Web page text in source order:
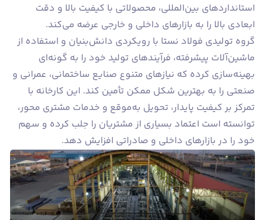
استانداردهای بین‌المللی، محصولاتی با کیفیت بالا و دقت
ابعادی بالا را به بازارهای داخلی و خارجی عرضه می‌کند.
گروه تولیدی فولاد نستا با رویکردی دانش‌بنیان و استفاده از
ماشین‌آلات پیشرفته، فرآیندهای تولید خود را به گونه‌ای
بهینه‌سازی کرده که نیازهای متنوع صنایع ساختمانی، عمرانی و
صنعتی را به بهترین شکل ممکن تأمین کند. این کارخانه با
تمرکز بر کیفیت پایدار، تحویل به‌موقع و خدمات مشتری محور،
توانسته است اعتماد بسیاری از مشتریان را جلب کرده و سهم
خود را در بازارهای داخلی و صادراتی افزایش دهد.